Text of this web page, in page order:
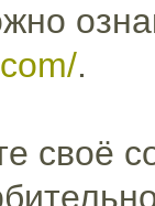
.
своё